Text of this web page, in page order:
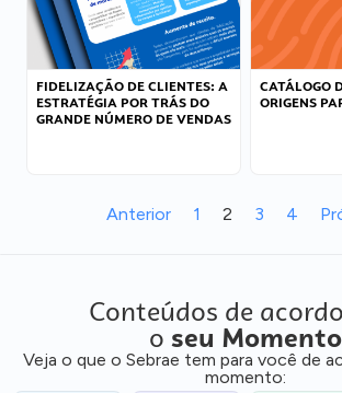
FIDELIZAÇÃO DE CLIENTES: A
ESTRATÉGIA POR TRÁS DO
GRANDE NÚMERO DE VENDAS
CATÁLOGO
ORIGENS
Anterior 1 2 3 4
Conteúdos de
o seu Momento
Veja o que o Sebrae tem para você de
momento: